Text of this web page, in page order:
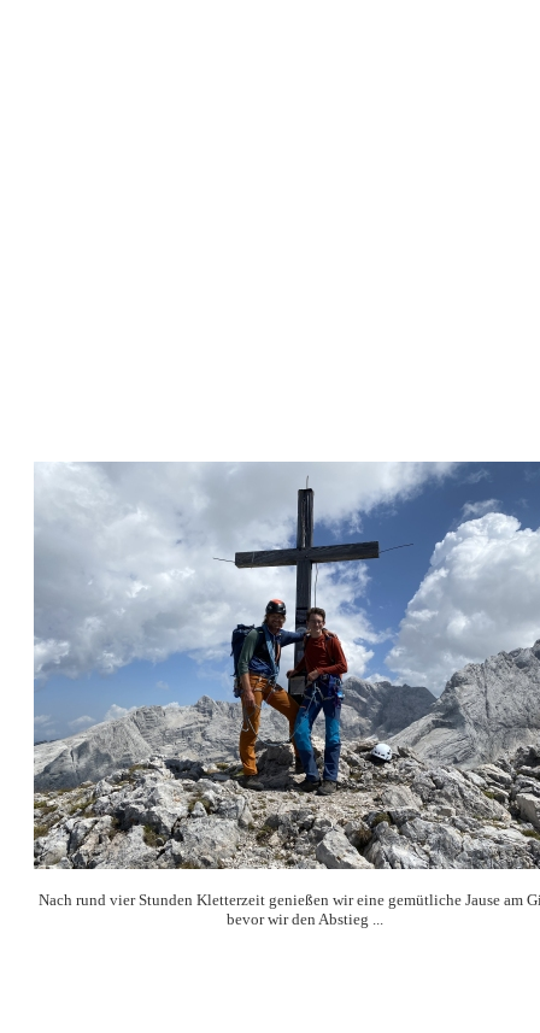
Nach rund vier Stunden Kletterzeit genießen wir eine gemütliche Jause am
bevor wir den Abstieg ...